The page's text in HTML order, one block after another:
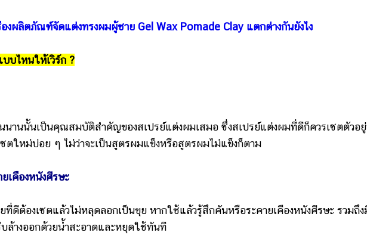
องผลิตภัณฑ์จัดแต่งทรงผมผู้ชาย Gel Wax Pomade Clay แตกต่างกันยังไง
บไหนให้เวิร์ก ?
นั้นเป็นคุณสมบัติสำคัญของสเปรย์แต่งผมเสมอ ซึ่งสเปรย์แต่งผมที่ดีก็ควรเซตตัวอ
ตใหม่บ่อย ๆ ไม่ว่าจะเป็นสูตรผมแข็งหรือสูตรผมไม่แข็งก็ตาม
เคืองหนังศีรษะ
งเซตแล้วไม่หลุดลอกเป็นขุย หากใช้แล้วรู้สึกคันหรือระคายเคืองหนังศีรษะ รวมถึง
ล้างออกด้วยน้ำสะอาดและหยุดใช้ทันที